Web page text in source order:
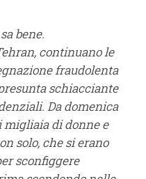
bene.
continuano le
fraudolenta
schiacciante
Da domenica
migliaia di donne e
solo, che si erano
sconfiggere